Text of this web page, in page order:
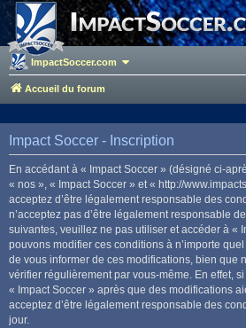
ImpactSoccer.com
Accueil du forum
Impact Soccer - Inscription
En accédant à « Impact Soccer » (désigné ci-
« nos », « Impact Soccer » et « http://
acceptez d’être légalement responsable des
n’acceptez pas d’être légalement responsable
suivantes, veuillez ne pas utiliser et accéder à «
pouvons modifier ces conditions à n’importe
de vous informer de ces modifications, bien que
vérifier régulièrement par vous-même. En effet,
« Impact Soccer » après que des modifications
acceptez d’être légalement responsable des
jour.